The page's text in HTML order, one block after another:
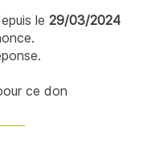
le 29/03/2024
ce don